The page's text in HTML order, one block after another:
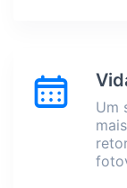
Um